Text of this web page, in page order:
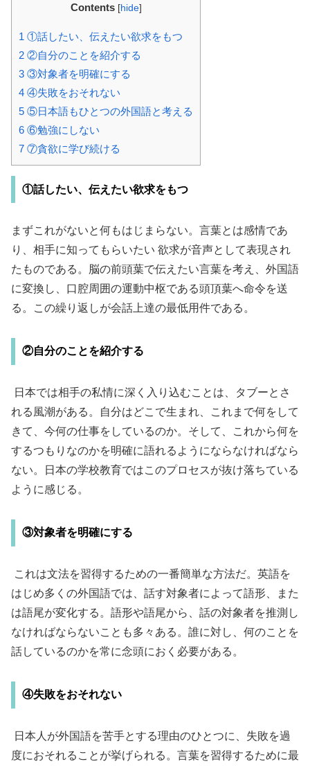
Contents [hide]
1 ①話したい、伝えたい欲求をもつ
2 ②自分のことを紹介する
3 ③対象者を明確にする
4 ④失敗をおそれない
5 ⑤日本語もひとつの外国語と考える
6 ⑥勉強にしない
7 ⑦貪欲に学び続ける
①話したい、伝えたい欲求をもつ
まずこれがないと何もはじまらない。言葉とは感情であ
り、相手に知ってもらいたい 欲求が音声として表現され
たものである。脳の前頭葉で伝えたい言葉を考え、外国語
に変換し、口腔周囲の運動中枢である頭頂葉へ命令を送
る。この繰り返しが会話上達の最低用件である。
②自分のことを紹介する
日本では相手の私情に深く入り込むことは、タブーとさ
れる風潮がある。自分はどこで生まれ、これまで何をして
きて、今何の仕事をしているのか。そして、これから何を
するつもりなのかを明確に語れるようにならなければなら
ない。日本の学校教育ではこのプロセスが抜け落ちている
ように感じる。
③対象者を明確にする
これは文法を習得するための一番簡単な方法だ。英語を
はじめ多くの外国語では、話す対象者によって語形、また
は語尾が変化する。語形や語尾から、話の対象者を推測し
なければならないことも多々ある。誰に対し、何のことを
話しているのかを常に念頭におく必要がある。
④失敗をおそれない
日本人が外国語を苦手とする理由のひとつに、失敗を過
度におそれることが挙げられる。言葉を習得するために最